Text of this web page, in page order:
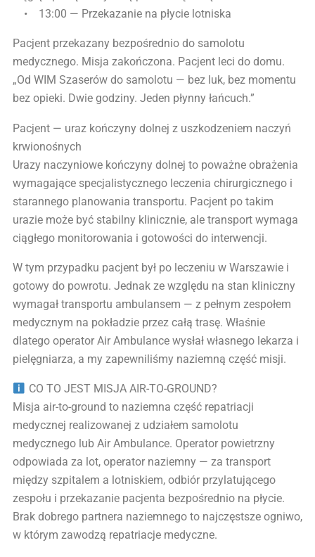
• 13:00 — Przekazanie na płycie lotniska
Pacjent przekazany bezpośrednio do samolotu
medycznego. Misja zakończona. Pacjent leci do domu.
„Od WIM Szaserów do samolotu — bez luk, bez momentu
bez opieki. Dwie godziny. Jeden płynny łańcuch.”
Pacjent — uraz kończyny dolnej z uszkodzeniem naczyń
krwionośnych
Urazy naczyniowe kończyny dolnej to poważne obrażenia
wymagające specjalistycznego leczenia chirurgicznego i
starannego planowania transportu. Pacjent po takim
urazie może być stabilny klinicznie, ale transport wymaga
ciągłego monitorowania i gotowości do interwencji.
W tym przypadku pacjent był po leczeniu w Warszawie i
gotowy do powrotu. Jednak ze względu na stan kliniczny
wymagał transportu ambulansem — z pełnym zespołem
medycznym na pokładzie przez całą trasę. Właśnie
dlatego operator Air Ambulance wysłał własnego lekarza i
pielęgniarza, a my zapewniliśmy naziemną część misji.
CO TO JEST MISJA AIR-TO-GROUND?
Misja air-to-ground to naziemna część repatriacji
medycznej realizowanej z udziałem samolotu
medycznego lub Air Ambulance. Operator powietrzny
odpowiada za lot, operator naziemny — za transport
między szpitalem a lotniskiem, odbiór przylatującego
zespołu i przekazanie pacjenta bezpośrednio na płycie.
Brak dobrego partnera naziemnego to najczęstsze ogniwo,
w którym zawodzą repatriacje medyczne.